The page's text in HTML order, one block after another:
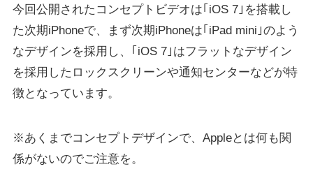
今回公開されたコンセプトビデオは｢iOS 7｣を搭載し
た次期iPhoneで、まず次期iPhoneは｢iPad mini｣のよう
なデザインを採用し、｢iOS 7｣はフラットなデザイン
を採用したロックスクリーンや通知センターなどが特
徴となっています。
※あくまでコンセプトデザインで、Appleとは何も関
係がないのでご注意を。